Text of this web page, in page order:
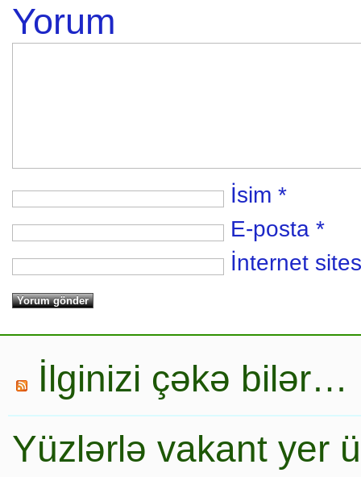
Yorum
İsim *
E-posta *
İnternet
İlginizi çəkə bilər…
Yüzlərlə vakant yer